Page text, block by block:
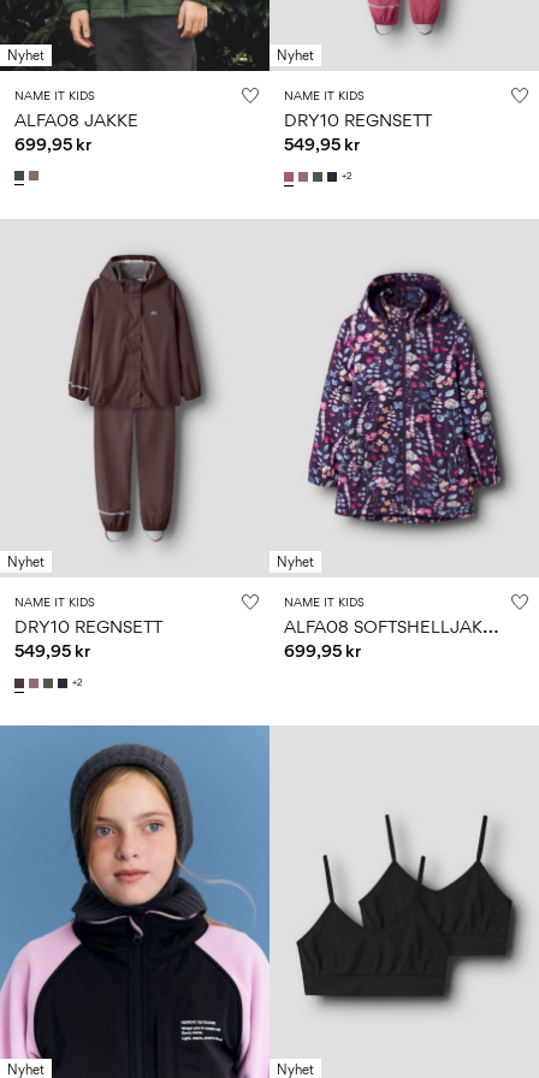
school
6–
14
play
1½–
8
baby
0–
18
6–
14
år
27-
35
Logg
Norge
norsk
Nyhet
NAME IT KIDS
ALFA08 JAKKE
699,95 kr
Nyhet
NAME IT KIDS
DRY10 REGNSETT
549,95 kr
+2
Nyhet
NAME IT KIDS
DRY10 REGNSETT
549,95 kr
+2
Nyhet
NAME IT KIDS
A
LFA08 SOFTSHELLJAKKE
699,95 kr
Nyhet Nyhet